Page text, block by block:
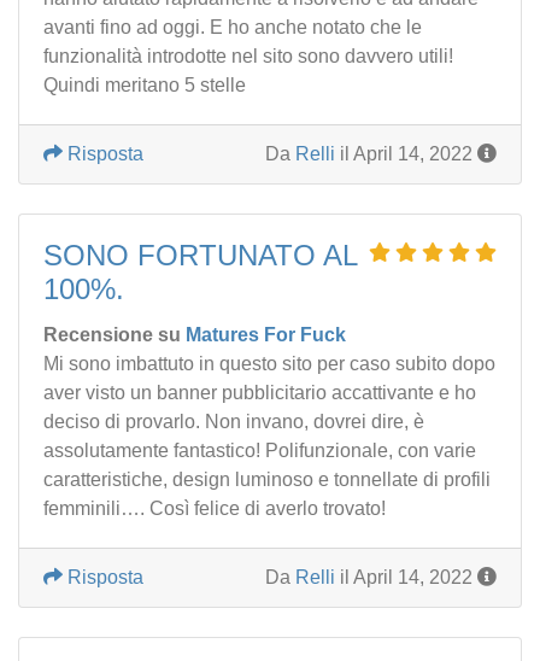
avanti fino ad oggi. E ho anche notato che le
funzionalità introdotte nel sito sono davvero utili!
Quindi meritano 5 stelle
Da Relli il April 14, 2022
Risposta
SONO FORTUNATO AL
100%.
Recensione su Matures For Fuck
Mi sono imbattuto in questo sito per caso subito dopo
aver visto un banner pubblicitario accattivante e ho
deciso di provarlo. Non invano, dovrei dire, è
assolutamente fantastico! Polifunzionale, con varie
caratteristiche, design luminoso e tonnellate di profili
femminili…. Così felice di averlo trovato!
Da Relli il April 14, 2022
Risposta